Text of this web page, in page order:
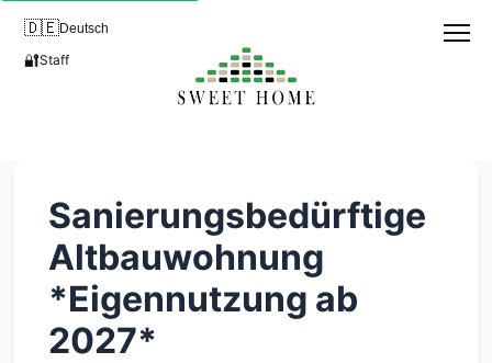
🇩🇪Deutsch
🔐Staff
Sanierungsbedürftige
Altbauwohnung
*Eigennutzung ab
2027*